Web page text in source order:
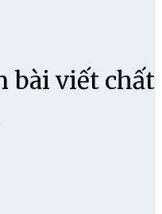
bài viết chất